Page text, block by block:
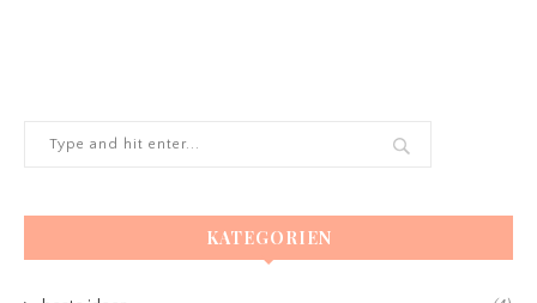
KATEGORIEN